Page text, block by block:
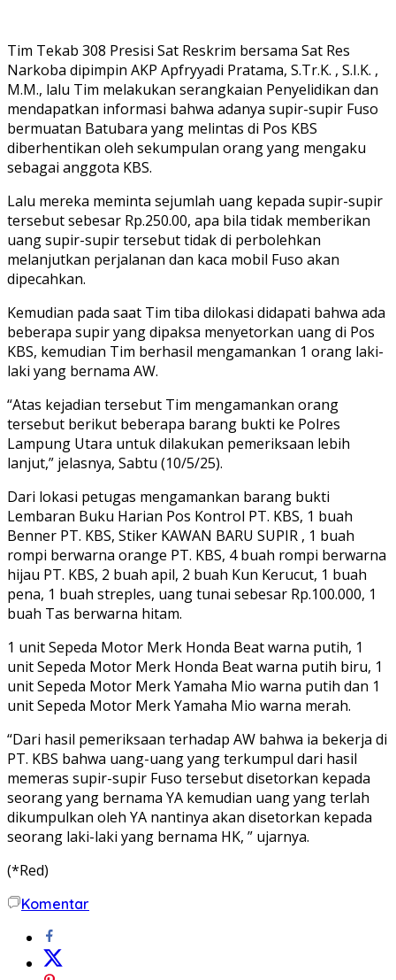
Tim Tekab 308 Presisi Sat Reskrim bersama Sat Res
Narkoba dipimpin AKP Apfryyadi Pratama, S.Tr.K. , S.I.K. ,
M.M., lalu Tim melakukan serangkaian Penyelidikan dan
mendapatkan informasi bahwa adanya supir-supir Fuso
bermuatan Batubara yang melintas di Pos KBS
diberhentikan oleh sekumpulan orang yang mengaku
sebagai anggota KBS.
Lalu mereka meminta sejumlah uang kepada supir-supir
tersebut sebesar Rp.250.00, apa bila tidak memberikan
uang supir-supir tersebut tidak di perbolehkan
melanjutkan perjalanan dan kaca mobil Fuso akan
dipecahkan.
Kemudian pada saat Tim tiba dilokasi didapati bahwa ada
beberapa supir yang dipaksa menyetorkan uang di Pos
KBS, kemudian Tim berhasil mengamankan 1 orang laki-
laki yang bernama AW.
“Atas kejadian tersebut Tim mengamankan orang
tersebut berikut beberapa barang bukti ke Polres
Lampung Utara untuk dilakukan pemeriksaan lebih
lanjut,” jelasnya, Sabtu (10/5/25).
Dari lokasi petugas mengamankan barang bukti
Lembaran Buku Harian Pos Kontrol PT. KBS, 1 buah
Benner PT. KBS, Stiker KAWAN BARU SUPIR , 1 buah
rompi berwarna orange PT. KBS, 4 buah rompi berwarna
hijau PT. KBS, 2 buah apil, 2 buah Kun Kerucut, 1 buah
pena, 1 buah streples, uang tunai sebesar Rp.100.000, 1
buah Tas berwarna hitam.
1 unit Sepeda Motor Merk Honda Beat warna putih, 1
unit Sepeda Motor Merk Honda Beat warna putih biru, 1
unit Sepeda Motor Merk Yamaha Mio warna putih dan 1
unit Sepeda Motor Merk Yamaha Mio warna merah.
“Dari hasil pemeriksaan terhadap AW bahwa ia bekerja di
PT. KBS bahwa uang-uang yang terkumpul dari hasil
memeras supir-supir Fuso tersebut disetorkan kepada
seorang yang bernama YA kemudian uang yang terlah
dikumpulkan oleh YA nantinya akan disetorkan kepada
seorang laki-laki yang bernama HK, ” ujarnya.
(*Red)
Komentar